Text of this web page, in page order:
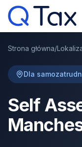
Strona główna/
Dla
Self